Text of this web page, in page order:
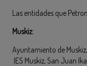
Las entidades que
Muskiz:
Ayuntamiento de
IES Muskiz, San Juan